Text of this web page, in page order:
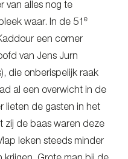
van alles nog te
waar. In de 51 e
een corner
van Jens Jurn
die onberispelijk raak
al een overwicht in de
lieten de gasten in het
zíj de baas waren deze
leken steeds minder